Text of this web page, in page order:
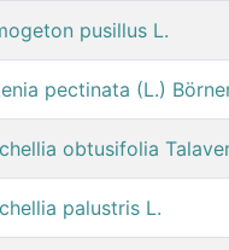
pusillus L.
pectinata (L.)
obtusifolia
palustris L.